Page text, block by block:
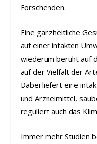
Forschenden.
Eine ganzheitliche
auf einer intakten
wiederum beruht auf
auf der Vielfalt der
Dabei liefert eine
und Arzneimittel,
reguliert auch das
Immer mehr Studien